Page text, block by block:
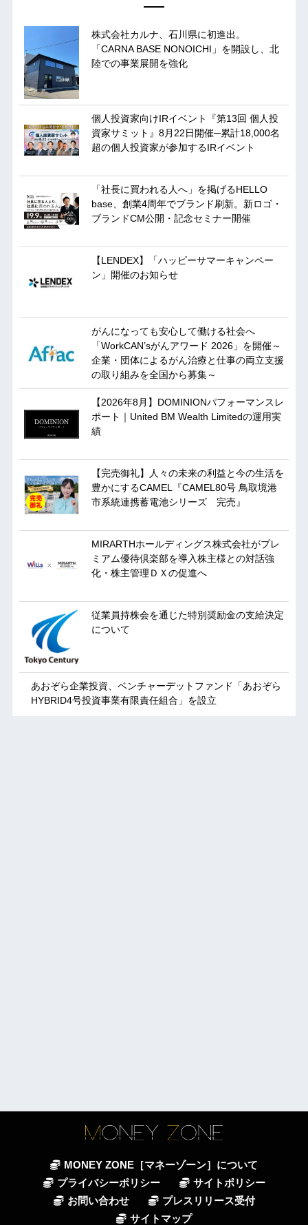
株式会社カルナ、石川県に初進出。
「CARNA BASE NONOICHI」を開設し、北
陸での事業展開を強化
個人投資家向けIRイベント『第13回 個人投
資家サミット』8月22日開催─累計18,000名
超の個人投資家が参加するIRイベント
「社長に買われる人へ」を掲げるHELLO
base、創業4周年でブランド刷新。新ロゴ・
ブランドCM公開・記念セミナー開催
【LENDEX】「ハッピーサマーキャンペー
ン」開催のお知らせ
がんになっても安心して働ける社会へ
「WorkCAN’sがんアワード 2026」を開催～
企業・団体によるがん治療と仕事の両立支援
の取り組みを全国から募集～
【2026年8月】DOMINIONパフォーマンスレ
ポート｜United BM Wealth Limitedの運用実
績
【完売御礼】人々の未来の利益と今の生活を
豊かにするCAMEL『CAMEL80号 鳥取境港
市系統連携蓄電池シリーズ 完売』
MIRARTHホールディングス株式会社がプレ
ミアム優待倶楽部を導入株主様との対話強
化・株主管理ＤＸの促進へ
従業員持株会を通じた特別奨励金の支給決定
について
あおぞら企業投資、ベンチャーデットファンド「あおぞら
HYBRID4号投資事業有限責任組合」を設立
MONEY ZONE［マネーゾーン］について
プライバシーポリシー
サイトポリシー
お問い合わせ
プレスリリース受付
サイトマップ